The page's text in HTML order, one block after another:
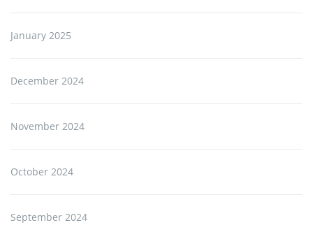
January 2025
December 2024
November 2024
October 2024
September 2024